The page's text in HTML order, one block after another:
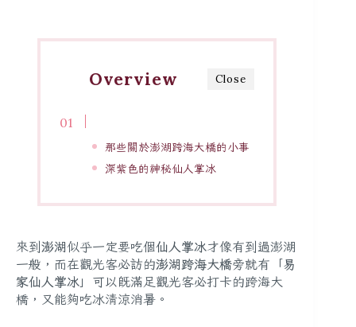
Close
Overview
那些關於澎湖跨海大橋的小事
深紫色的神秘仙人掌冰
來到 澎湖似乎一定要吃個仙人掌冰才像有到過澎湖
一般，而在觀光客必訪的澎湖跨海大橋旁就有「易
家仙人掌冰」可以既滿足觀光客必打卡的跨海大
橋，又能夠吃冰清涼消暑。